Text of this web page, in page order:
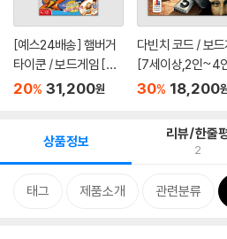
[예스24배송] 햄버거
타이쿤 / 보드게임 [만
6세...
20% 31,200원
다빈치 코드 / 보
[7세이상,2인~4
30% 18,200
상품정보 리뷰/한줄
2
태그 제품소개 관련분류